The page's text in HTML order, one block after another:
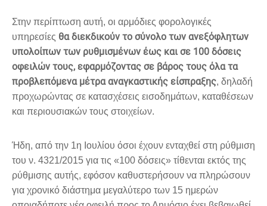
Στην περίπτωση αυτή, οι αρμόδιες φορολογικές
υπηρεσίες θα διεκδικούν το σύνολο των ανεξόφλητων
υπολοίπων των ρυθμισμένων έως και σε 100 δόσεις
οφειλών τους, εφαρμόζοντας σε βάρος τους όλα τα
προβλεπόμενα μέτρα αναγκαστικής είσπραξης, δηλαδή
προχωρώντας σε κατασχέσεις εισοδημάτων, καταθέσεων
και περιουσιακών τους στοιχείων.
Ήδη, από την 1η Ιουλίου όσοι έχουν ενταχθεί στη ρύθμιση
του ν. 4321/2015 για τις «100 δόσεις» τίθενται εκτός της
ρύθμισης αυτής, εφόσον καθυστερήσουν να πληρώσουν
για χρονικό διάστημα μεγαλύτερο των 15 ημερών